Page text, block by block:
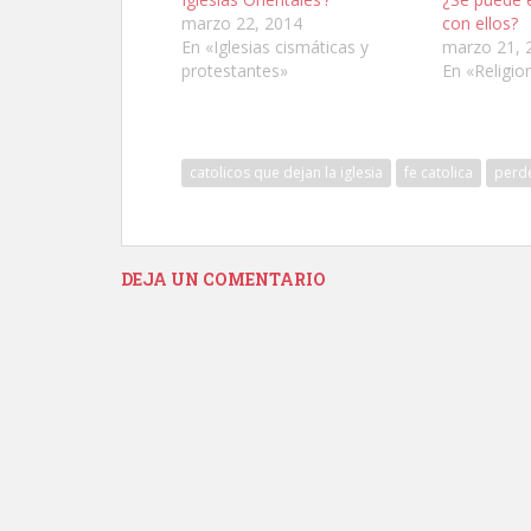
marzo 22, 2014
En «Iglesias cismáticas y
protestantes»
con ellos?
marzo 21,
En
catolicos que dejan la iglesia fe catolica
DEJA UN COMENTARIO